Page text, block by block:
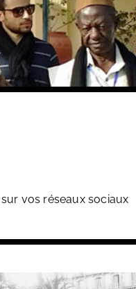
vos réseaux sociaux